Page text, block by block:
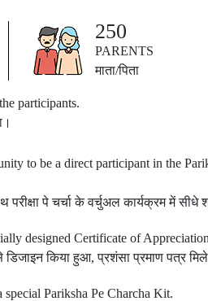
250
PARENTS
माता/पिता
participants.
to be a direct participant in the
पे चर्चा के वर्चुअल कार्यक्रम में सीधे
designed Certificate of
किया हुआ, प्रशंसा प्रमाण पत्र
Pariksha Pe Charcha Kit.